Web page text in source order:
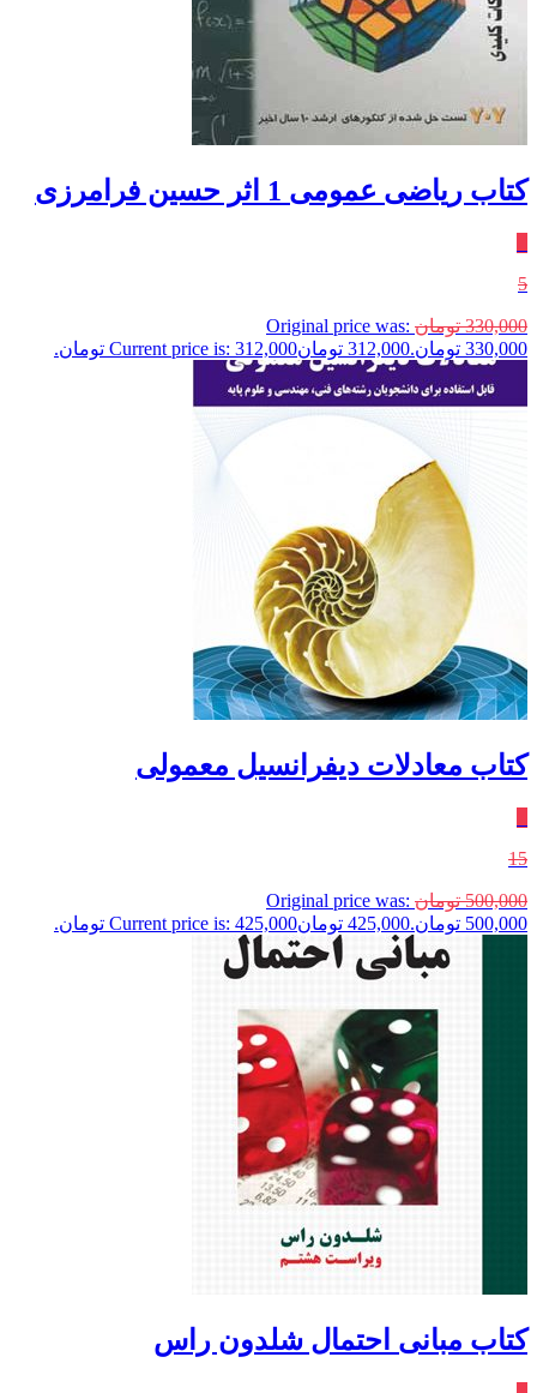
کتاب ریاضی عمومی 1 اثر حسین فرامرزی
5
330,000 تومان Original price was:
330,000 تومان.
312,000 تومانCurrent price is: 312,000 تومان.
کتاب معادلات دیفرانسیل معمولی
15
500,000 تومان Original price was:
500,000 تومان.
425,000 تومانCurrent price is: 425,000 تومان.
کتاب مبانی احتمال شلدون راس